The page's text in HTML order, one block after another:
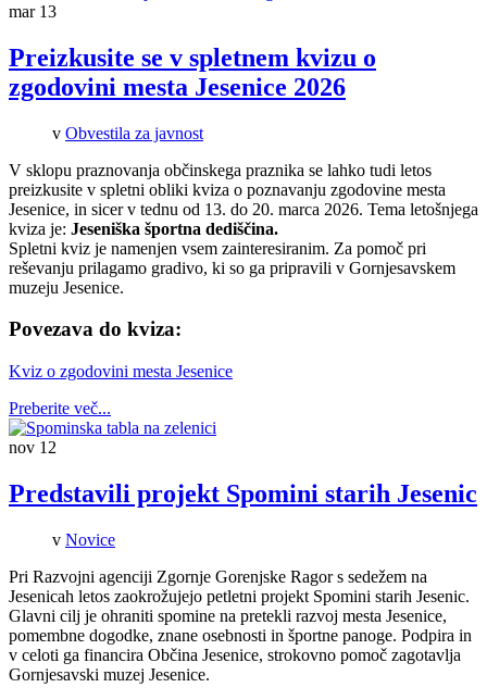
mar 13
Preizkusite se v spletnem kvizu o
zgodovini mesta Jesenice 2026
v Obvestila za javnost
V sklopu praznovanja občinskega praznika se lahko tudi letos
preizkusite v spletni obliki kviza o poznavanju zgodovine mesta
Jesenice, in sicer v tednu od 13. do 20. marca 2026. Tema letošnjega
kviza je: Jeseniška športna dediščina.
Spletni kviz je namenjen vsem zainteresiranim. Za pomoč pri
reševanju prilagamo gradivo, ki so ga pripravili v Gornjesavskem
muzeju Jesenice.
Povezava do kviza:
Kviz o zgodovini mesta Jesenice
Preberite več...
nov 12
Predstavili projekt Spomini starih Jesenic
v Novice
Pri Razvojni agenciji Zgornje Gorenjske Ragor s sedežem na
Jesenicah letos zaokrožujejo petletni projekt Spomini starih Jesenic.
Glavni cilj je ohraniti spomine na pretekli razvoj mesta Jesenice,
pomembne dogodke, znane osebnosti in športne panoge. Podpira in
v celoti ga financira Občina Jesenice, strokovno pomoč zagotavlja
Gornjesavski muzej Jesenice.